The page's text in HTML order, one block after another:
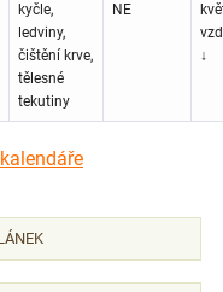
kyčle,
ledviny,
čištění krve,
tělesné
tekutiny
NE
↓